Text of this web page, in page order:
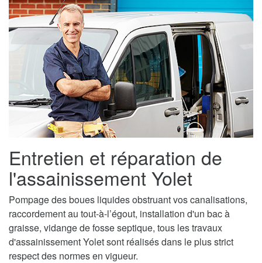
Entretien et réparation de
l'assainissement Yolet
Pompage des boues liquides obstruant vos canalisations,
raccordement au tout-à-l’égout, installation d'un bac à
graisse, vidange de fosse septique, tous les travaux
d'assainissement Yolet sont réalisés dans le plus strict
respect des normes en vigueur.